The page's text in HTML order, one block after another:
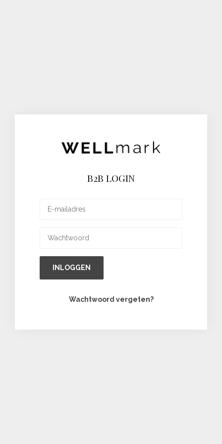
B2B LOGIN
INLOGGEN
Wachtwoord vergeten?